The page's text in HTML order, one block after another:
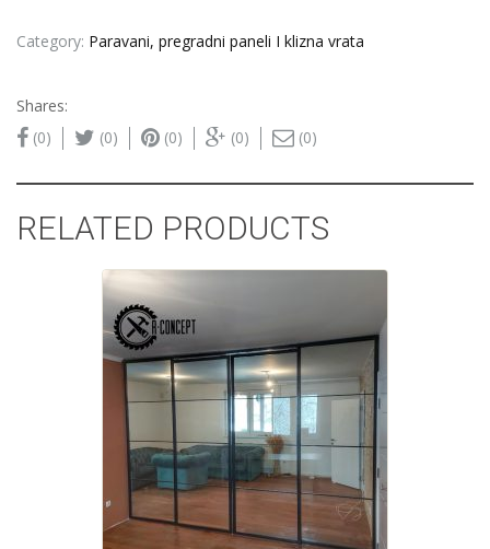
Category: Paravani, pregradni paneli I klizna vrata
Shares:
(0)
(0) (0) (0) (0)
RELATED PRODUCTS